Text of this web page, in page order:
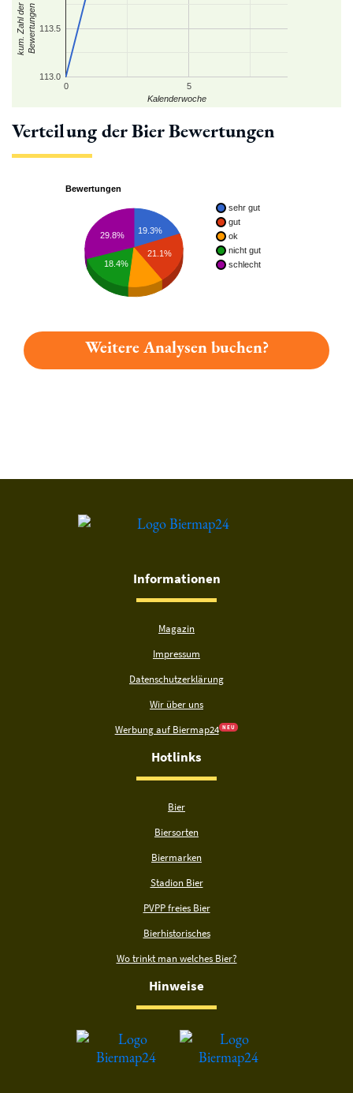
0 5
113.0
113.5
Kalenderwoche
kum. Zahl derBewertungen
Verteilung der Bier Bewertungen
Bewertungen
sehr gut
gut
ok
nicht gut
schlecht
19.3%
21.1%
29.8%
18.4%
Weitere Analysen buchen?
Informationen
Magazin
Impressum
Datenschutzerklärung
Wir über uns
Werbung auf Biermap24 N E U
Hotlinks
Bier
Biersorten
Biermarken
Stadion Bier
PVPP freies Bier
Bierhistorisches
Wo trinkt man welches Bier?
Hinweise